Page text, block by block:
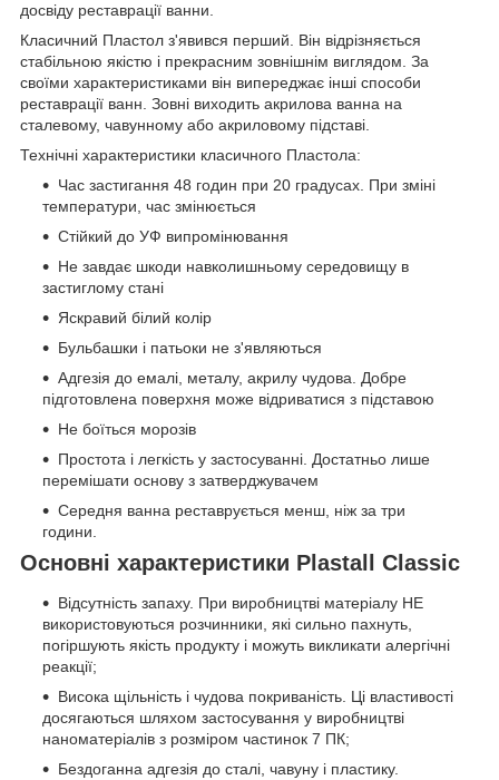
досвіду реставрації ванни.
Класичний Пластол з'явився перший. Він відрізняється
стабільною якістю і прекрасним зовнішнім виглядом. За
своїми характеристиками він випереджає інші способи
реставрації ванн. Зовні виходить акрилова ванна на
сталевому, чавунному або акриловому підставі.
Технічні характеристики класичного Пластола:
Час застигання 48 годин при 20 градусах. При зміні
температури, час змінюється
Стійкий до УФ випромінювання
Не завдає шкоди навколишньому середовищу в
застиглому стані
Яскравий білий колір
Бульбашки і патьоки не з'являються
Адгезія до емалі, металу, акрилу чудова. Добре
підготовлена поверхня може відриватися з підставою
Не боїться морозів
Простота і легкість у застосуванні. Достатньо лише
перемішати основу з затверджувачем
Середня ванна реставрується менш, ніж за три
години.
Основні характеристики Plastall Classic
Відсутність запаху. При виробництві матеріалу НЕ
використовуються розчинники, які сильно пахнуть,
погіршують якість продукту і можуть викликати алергічні
реакції;
Висока щільність і чудова покриваність. Ці властивості
досягаються шляхом застосування у виробництві
наноматеріалів з розміром частинок 7 ПК;
Бездоганна адгезія до сталі, чавуну і пластику.